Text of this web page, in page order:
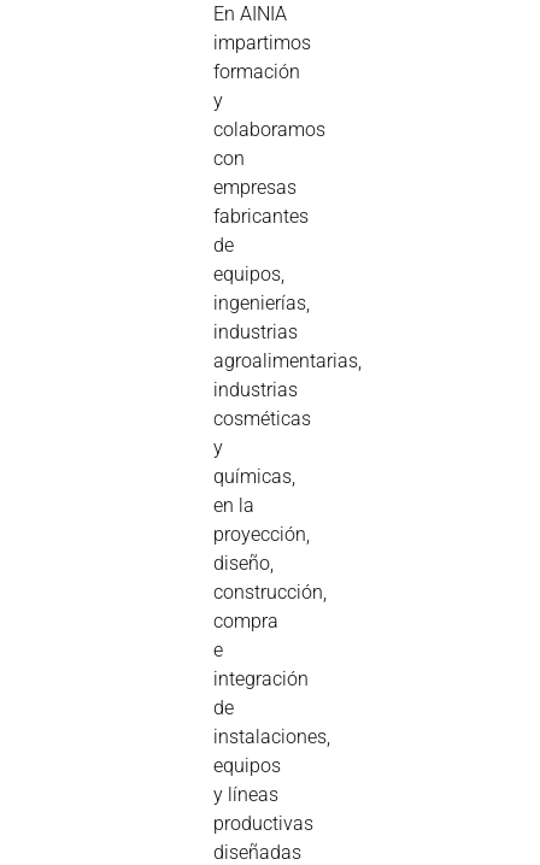
En AINIA
impartimos
formación
y
colaboramos
con
empresas
fabricantes
de
equipos,
ingenierías,
industrias
agroalimentarias,
industrias
cosméticas
y
químicas,
en la
proyección,
diseño,
construcción,
compra
e
integración
de
instalaciones,
equipos
y líneas
productivas
diseñadas